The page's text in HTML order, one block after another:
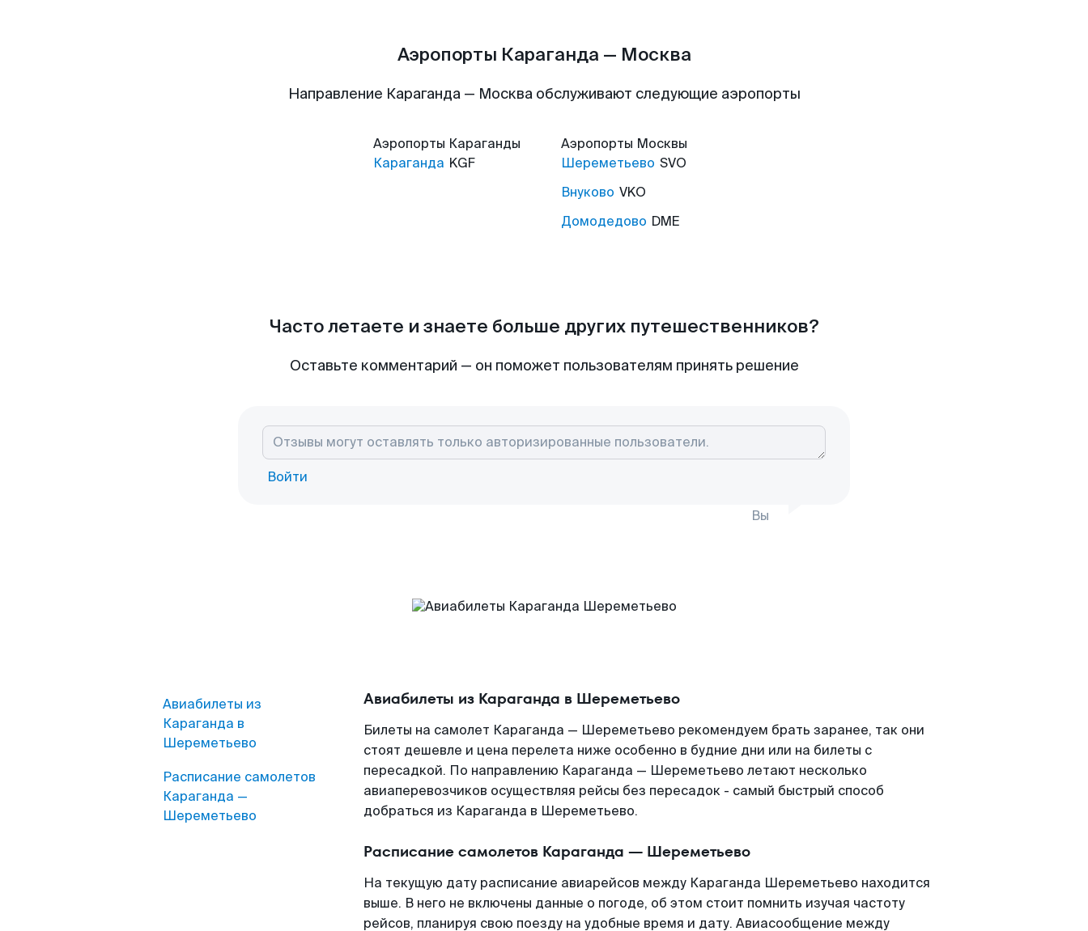
Аэропорты Караганда — Москва
Направление Караганда — Москва обслуживают следующие аэропорты
Аэропорты Караганды
Караганда KGF
Аэропорты Москвы
Шереметьево SVO
Внуково VKO
Домодедово DME
Часто летаете и знаете больше других путешественников?
Оставьте комментарий — он поможет пользователям принять решение
Войти
Вы
Авиабилеты из
Караганда в
Шереметьево
Расписание самолетов
Караганда —
Шереметьево
Авиабилеты из Караганда в Шереметьево
Билеты на самолет Караганда — Шереметьево рекомендуем брать заранее, так они
стоят дешевле и цена перелета ниже особенно в будние дни или на билеты с
пересадкой. По направлению Караганда — Шереметьево летают несколько
авиаперевозчиков осуществляя рейсы без пересадок - самый быстрый способ
добраться из Караганда в Шереметьево.
Расписание самолетов Караганда — Шереметьево
На текущую дату расписание авиарейсов между Караганда Шереметьево находится
выше. В него не включены данные о погоде, об этом стоит помнить изучая частоту
рейсов, планируя свою поезду на удобные время и дату. Авиасообщение между